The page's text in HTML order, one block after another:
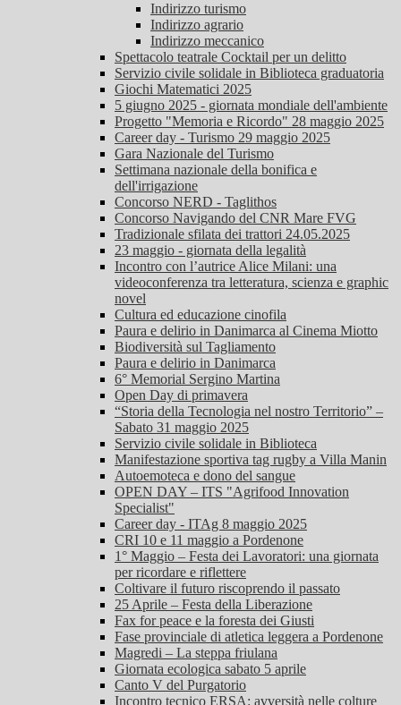
Indirizzo turismo
Indirizzo agrario
Indirizzo meccanico
Spettacolo teatrale Cocktail per un delitto
Servizio civile solidale in Biblioteca graduatoria
Giochi Matematici 2025
5 giugno 2025 - giornata mondiale dell'ambiente
Progetto "Memoria e Ricordo" 28 maggio 2025
Career day - Turismo 29 maggio 2025
Gara Nazionale del Turismo
Settimana nazionale della bonifica e
dell'irrigazione
Concorso NERD - Taglithos
Concorso Navigando del CNR Mare FVG
Tradizionale sfilata dei trattori 24.05.2025
23 maggio - giornata della legalità
Incontro con l’autrice Alice Milani: una
videoconferenza tra letteratura, scienza e graphic
novel
Cultura ed educazione cinofila
Paura e delirio in Danimarca al Cinema Miotto
Biodiversità sul Tagliamento
Paura e delirio in Danimarca
6° Memorial Sergino Martina
Open Day di primavera
“Storia della Tecnologia nel nostro Territorio” –
Sabato 31 maggio 2025
Servizio civile solidale in Biblioteca
Manifestazione sportiva tag rugby a Villa Manin
Autoemoteca e dono del sangue
OPEN DAY – ITS "Agrifood Innovation
Specialist"
Career day - ITAg 8 maggio 2025
CRI 10 e 11 maggio a Pordenone
1° Maggio – Festa dei Lavoratori: una giornata
per ricordare e riflettere
Coltivare il futuro riscoprendo il passato
25 Aprile – Festa della Liberazione
Fax for peace e la foresta dei Giusti
Fase provinciale di atletica leggera a Pordenone
Magredi – La steppa friulana
Giornata ecologica sabato 5 aprile
Canto V del Purgatorio
Incontro tecnico ERSA: avversità nelle colture